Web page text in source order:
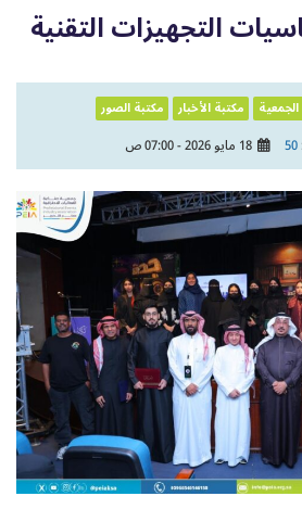
التجهيزات التقنية
مكتبة الأخبار مكتبة الصور
50 18 مايو 2026 - 07:00 ص